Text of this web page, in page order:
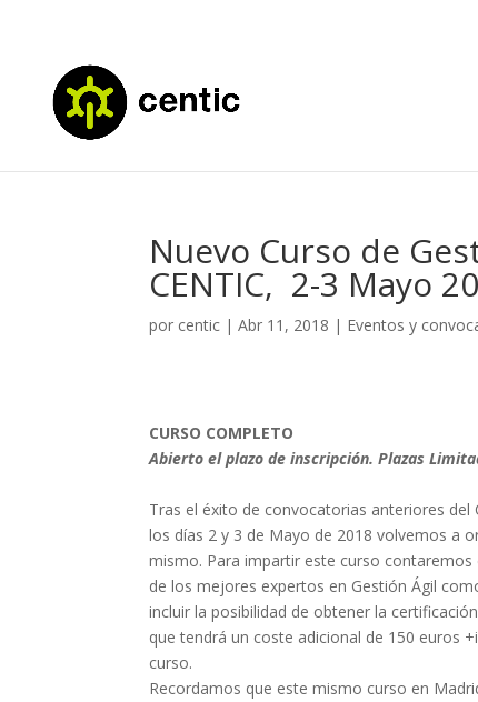
Nuevo Curso de
CENTIC, 2-3 Mayo
por centic |Abr 11, 2018 | Eventos y
CURSO COMPLETO
Abierto el plazo de inscripción. Plazas
Tras el éxito de convocatorias anteriores del
los días 2 y 3 de Mayo de 2018 volvemos a
mismo. Para impartir este curso
de los mejores expertos en Gestión Ágil
incluir la posibilidad de obtener la
que tendrá un coste adicional de 150 euros
curso.
Recordamos que este mismo curso en